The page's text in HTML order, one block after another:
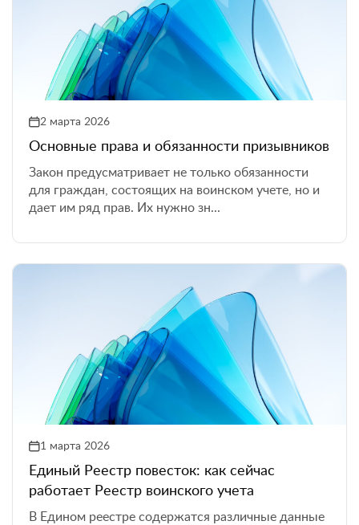
2 марта 2026
Основные права и обязанности призывников
Закон предусматривает не только обязанности
для граждан, состоящих на воинском учете, но и
дает им ряд прав. Их нужно зн...
1 марта 2026
Единый Реестр повесток: как сейчас
работает Реестр воинского учета
В Едином реестре содержатся различные данные